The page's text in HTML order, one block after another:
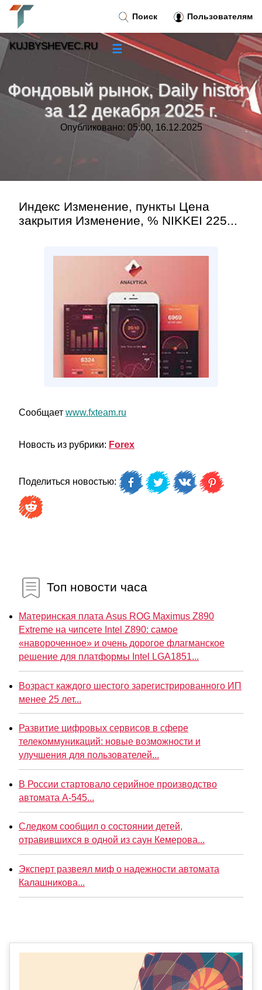
Фондовый рынок, Daily history
за 12 декабря 2025 г.
Опубликовано: 05:00, 16.12.2025
Индекс Изменение, пункты Цена
закрытия Изменение, % NIKKEI 225...
Сообщает www.fxteam.ru
Новость из рубрики: Forex
Поделиться новостью:
Топ новости часа
Материнская плата Asus ROG Maximus Z890
Extreme на чипсете Intel Z890: самое
«навороченное» и очень дорогое флагманское
решение для платформы Intel LGA1851...
Возраст каждого шестого зарегистрированного ИП
менее 25 лет...
Развитие цифровых сервисов в сфере
телекоммуникаций: новые возможности и
улучшения для пользователей...
В России стартовало серийное производство
автомата А-545...
Следком сообщил о состоянии детей,
отравившихся в одной из саун Кемерова...
Эксперт развеял миф о надежности автомата
Калашникова...
Поиск Пользователям
KUJBYSHEVEC.RU ☰
»
Тренды новостей »
»
Контакт»